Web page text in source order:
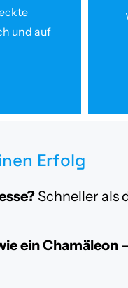
und auf
Erfolg
Schneller als
ein Chamäleon –